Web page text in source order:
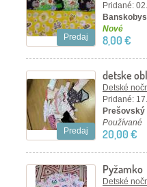
Predaj
Pridané:
Nové
8,00 €
Predaj
detske
Detské
Pridané:
Prešovský
Používané
20,00 €
Pyžamko
Detské